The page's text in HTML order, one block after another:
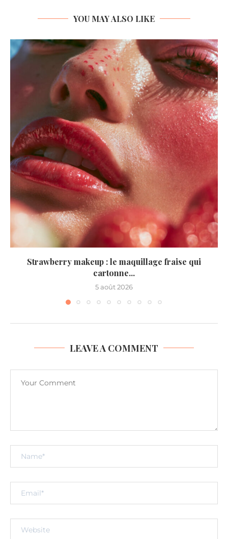
YOU MAY ALSO LIKE
Strawberry makeup : le maquillage fraise qui
cartonne...
5 août 2026
LEAVE A COMMENT